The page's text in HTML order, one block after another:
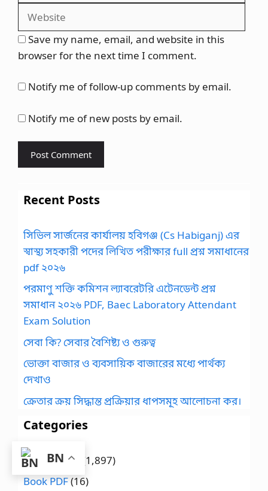
Save my name, email, and website in this
browser for the next time I comment.
Notify me of follow-up comments by email.
Notify me of new posts by email.
Recent Posts
সিভিল সার্জনের কার্যালয় হবিগঞ্জ (Cs Habiganj) এর
স্বাস্থ্য সহকারী পদের লিখিত পরীক্ষার full প্রশ্ন সমাধানের
pdf ২০২৬
পরমাণু শক্তি কমিশন ল্যাবরেটরি এটেনডেন্ট প্রশ্ন
সমাধান ২০২৬ PDF, Baec Laboratory Attendant
Exam Solution
সেবা কি? সেবার বৈশিষ্ট্য ও গুরুত্ব
ভোক্তা বাজার ও ব্যবসায়িক বাজারের মধ্যে পার্থক্য
দেখাও
ক্রেতার ক্রয় সিদ্ধান্ত প্রক্রিয়ার ধাপসমূহ আলোচনা কর।
Categories
Assignment
(1,897)
Book PDF(16)
BN